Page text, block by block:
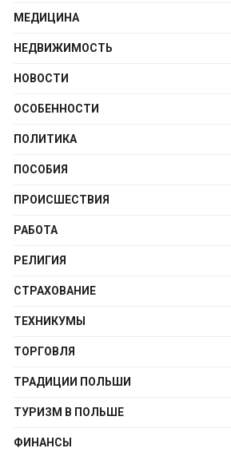
МЕДИЦИНА
НЕДВИЖИМОСТЬ
НОВОСТИ
ОСОБЕННОСТИ
ПОЛИТИКА
ПОСОБИЯ
ПРОИСШЕСТВИЯ
РАБОТА
РЕЛИГИЯ
СТРАХОВАНИЕ
ТЕХНИКУМЫ
ТОРГОВЛЯ
ТРАДИЦИИ ПОЛЬШИ
ТУРИЗМ В ПОЛЬШЕ
ФИНАНСЫ